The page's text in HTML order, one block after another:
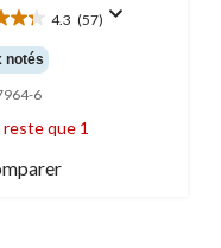
4.3 (57)
notés
6
reste que 1